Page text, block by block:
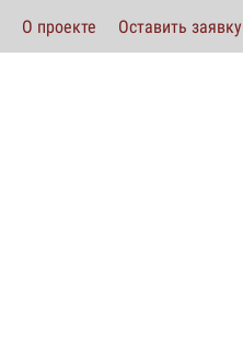
О проекте Оставить заявку